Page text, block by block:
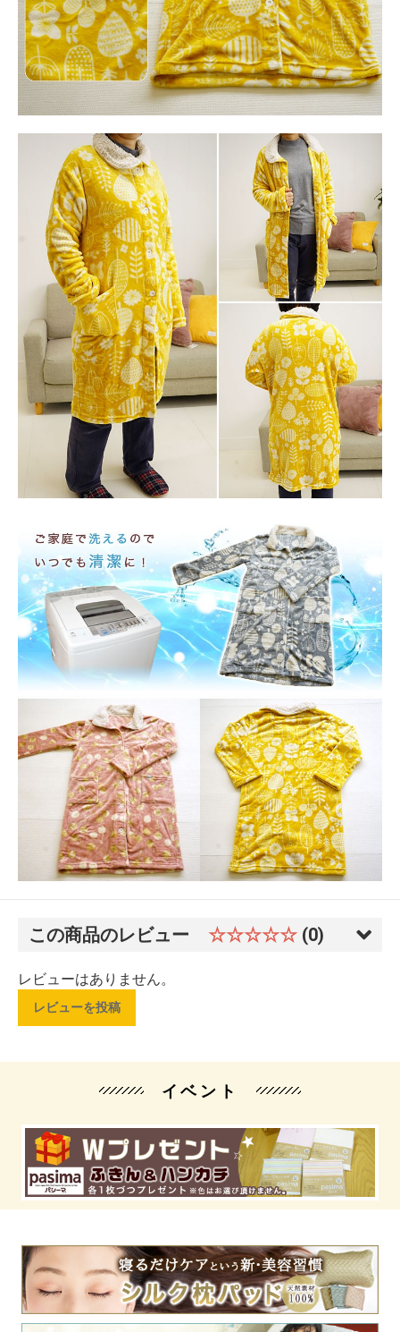
この商品のレビュー ☆☆☆☆☆ (0)
レビューはありません。
レビューを投稿
イベント